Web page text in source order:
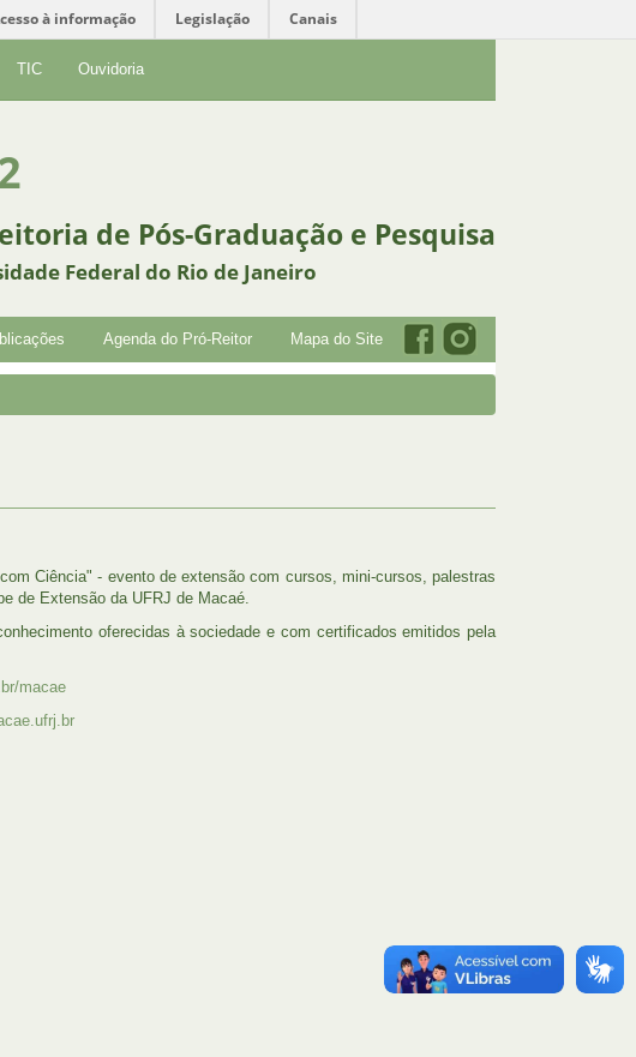
à informação Legislação Canais
TIC Ouvidoria
de Pós-Graduação e Pesquisa
Federal do Rio de Janeiro
Agenda do Pró-Reitor Mapa do Site
Ciência" - evento de extensão com cursos, mini-cursos, palestras
de Extensão da UFRJ de Macaé.
oferecidas à sociedade e com certificados emitidos pela
macae